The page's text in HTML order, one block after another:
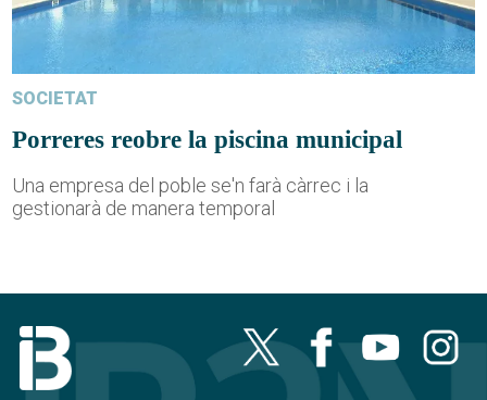
SOCIETAT
Porreres reobre la piscina municipal
Una empresa del poble se'n farà càrrec i la
gestionarà de manera temporal